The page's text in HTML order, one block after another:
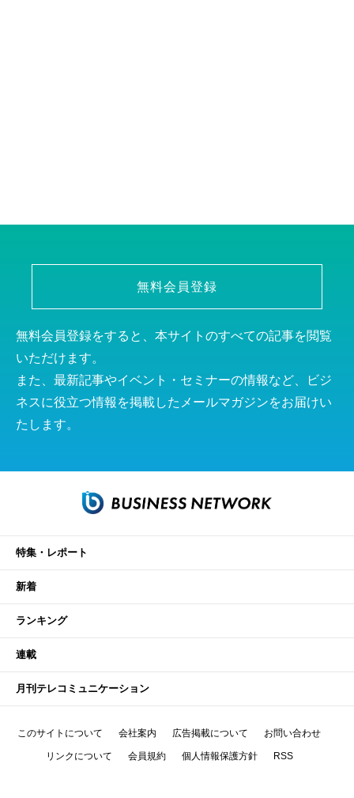
無料会員登録
無料会員登録をすると、本サイトのすべての記事を閲覧
いただけます。
また、最新記事やイベント・セミナーの情報など、ビジ
ネスに役立つ情報を掲載したメールマガジンをお届けい
たします。
特集・レポート
新着
ランキング
連載
月刊テレコミュニケーション
このサイトについて 会社案内 広告掲載について お問い合わせ
リンクについて 会員規約 個人情報保護方針 RSS